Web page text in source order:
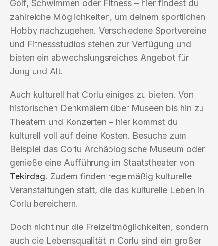
Golf, Schwimmen oder Fitness – hier findest du
zahlreiche Möglichkeiten, um deinem sportlichen
Hobby nachzugehen. Verschiedene Sportvereine
und Fitnessstudios stehen zur Verfügung und
bieten ein abwechslungsreiches Angebot für
Jung und Alt.
Auch kulturell hat Corlu einiges zu bieten. Von
historischen Denkmälern über Museen bis hin zu
Theatern und Konzerten – hier kommst du
kulturell voll auf deine Kosten. Besuche zum
Beispiel das Corlu Archäologische Museum oder
genieße eine Aufführung im Staatstheater von
Tekirdag. Zudem finden regelmäßig kulturelle
Veranstaltungen statt, die das kulturelle Leben in
Corlu bereichern.
Doch nicht nur die Freizeitmöglichkeiten, sondern
auch die Lebensqualität in Corlu sind ein großer